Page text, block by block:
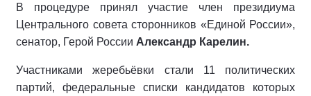
В процедуре принял участие член президиума
Центрального совета сторонников «Единой России»,
сенатор, Герой России Александр Карелин.
Участниками жеребьёвки стали 11 политических
партий, федеральные списки кандидатов которых